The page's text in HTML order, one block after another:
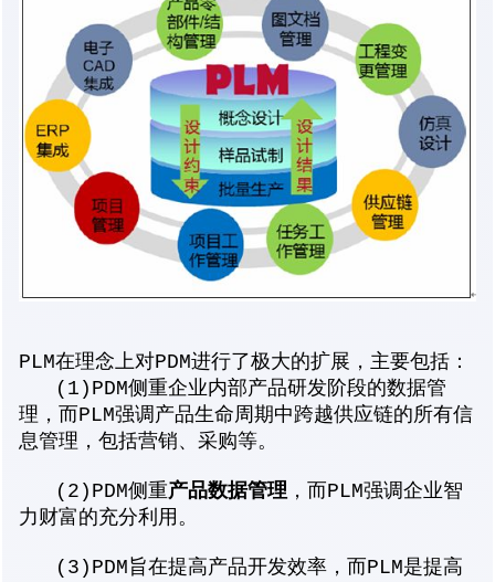
PLM在理念上对PDM进行了极大的扩展，主要包括：
(1)PDM侧重企业内部产品研发阶段的数据管
理，而PLM强调产品生命周期中跨越供应链的所有信
息管理，包括营销、采购等。
(2)PDM侧重产品数据管理，而PLM强调企业智
力财富的充分利用。
(3)PDM旨在提高产品开发效率，而PLM是提高